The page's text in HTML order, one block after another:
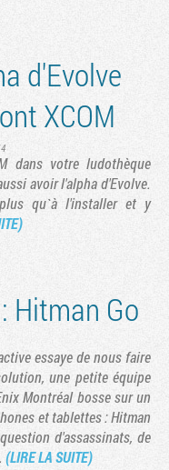
d'Evolve
XCOM
dans votre ludothèque
avoir l'alpha d'Evolve.
qu`à l'installer et y
Hitman Go
essaye de nous faire
une petite équipe
Montréal bosse sur un
et tablettes : Hitman
d'assassinats, de
(LIRE LA SUITE)